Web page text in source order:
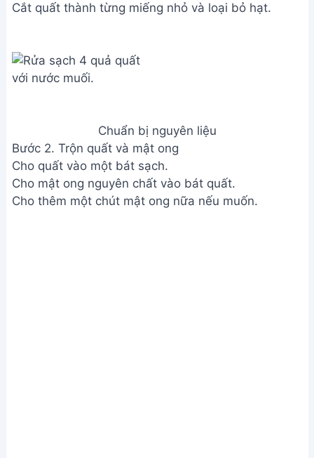
Cắt quất thành từng miếng nhỏ và loại bỏ hạt.
Chuẩn bị nguyên liệu
Bước 2. Trộn quất và mật ong
Cho quất vào một bát sạch.
Cho mật ong nguyên chất vào bát quất.
Cho thêm một chút mật ong nữa nếu muốn.